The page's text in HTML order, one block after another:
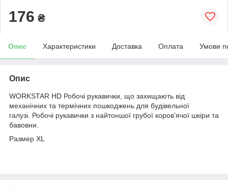
176 ₴
Опис Характеристики Доставка Оплата Умови
Опис
WORKSTAR HD Робочі рукавички, що захищають від
механічних та термічних пошкоджень для будівельної
галузі. Робочі рукавички з найтоншої грубої коров’ячої шкіри та
бавовни.
Размер XL